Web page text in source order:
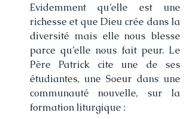
Evidemment qu’elle est une
richesse et que Dieu crée dans la
diversité mais elle nous blesse
parce qu’elle nous fait peur. Le
Père Patrick cite une de ses
étudiantes, une Soeur dans une
communauté nouvelle, sur la
formation liturgique :